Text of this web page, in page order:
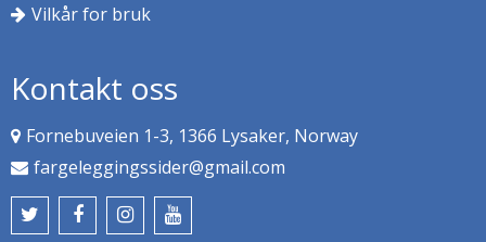
Vilkår for bruk
Kontakt oss
Fornebuveien 1-3, 1366 Lysaker, Norway
fargeleggingssider@gmail.com